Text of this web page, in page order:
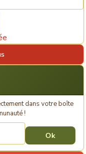
dans votre boîte
!